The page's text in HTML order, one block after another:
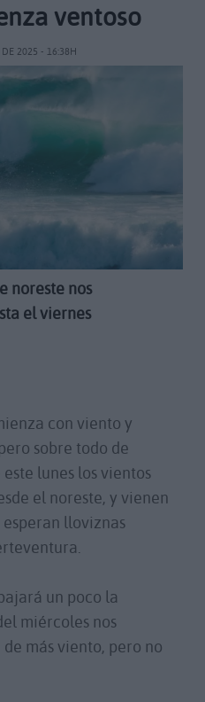
ventoso
DE 2025 - 16:38H
noreste nos
el viernes
con viento y
sobre todo de
lunes los vientos
el noreste, y vienen
lloviznas
un poco la
miércoles nos
más viento, pero no